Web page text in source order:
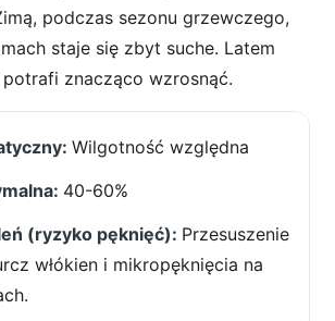
podczas sezonu grzewczego,
staje się zbyt suche. Latem
znacząco wzrosnąć.
Wilgotność względna
40-60%
Przesuszenie
włókien i mikropęknięcia na